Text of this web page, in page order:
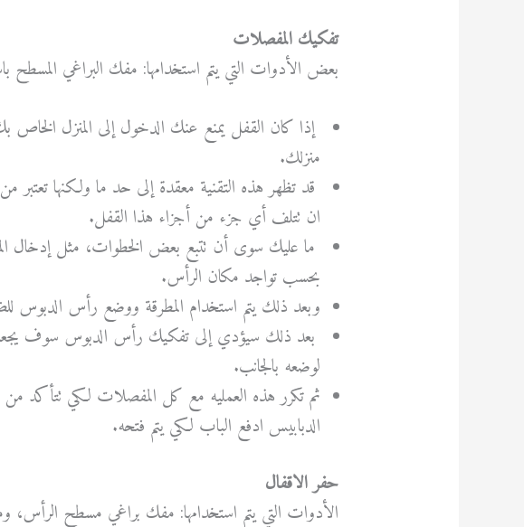
تفكيك المفصلات
بعض الأدوات التي يتم استخدامها: مفك البراغي المسطح
إذا كان القفل يمنع عنك الدخول إلى المنزل
منزلك.
قد تظهر هذه التقنية معقدة إلى حد ما ولكنها
ان تتلف أي جزء من أجزاء هذا القفل.
ما عليك سوى أن تتبع بعض الخطوات، مثل إدخال
بحسب تواجد مكان الرأس.
وبعد ذلك يتم استخدام المطرقة ووضع رأس الدبوس
بعد ذلك سيؤدي إلى تفكيك رأس الدبوس سوف
لوضعه بالجانب.
ثم تكرر هذه العمليه مع كل المفصلات لكي تتأكد
الدبابيس ادفع الباب لكي يتم فتحه.
حفر الاقفال
الأدوات التي يتم استخدامها: مفك براغي مسطح الرأس،